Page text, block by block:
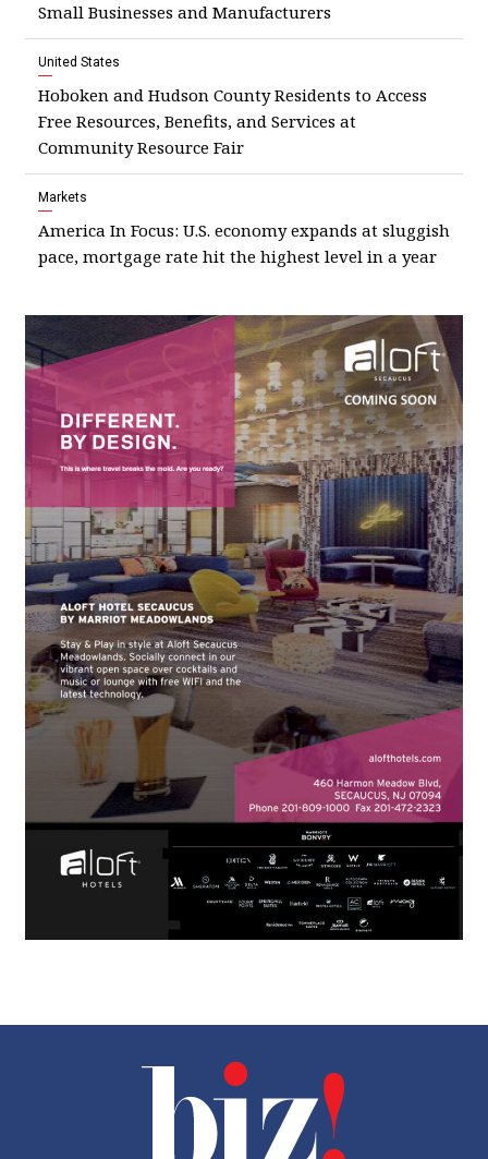
Small Businesses and Manufacturers
United States
Hoboken and Hudson County Residents to Access
Free Resources, Benefits, and Services at
Community Resource Fair
Markets
America In Focus: U.S. economy expands at sluggish
pace, mortgage rate hit the highest level in a year